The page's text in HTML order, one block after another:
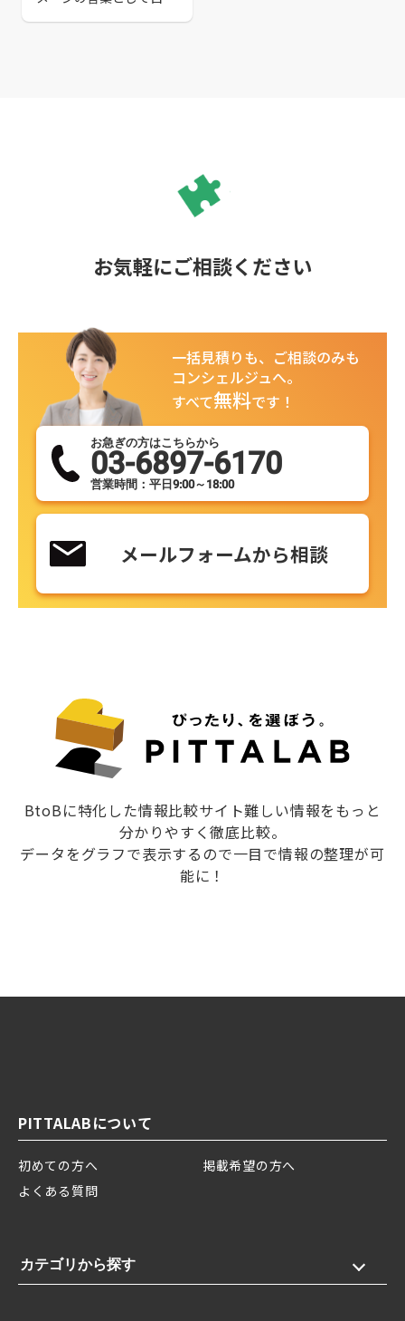
お気軽にご相談ください
一括見積りも、ご相談のみも
コンシェルジュへ。
すべて無料です！
お急ぎの方はこちらから
03-6897-6170
営業時間：平日9:00～18:00
メールフォームから相談
BtoBに特化した情報比較サイト難しい情報をもっと
分かりやすく徹底比較。
データをグラフで表示するので一目で情報の整理が可
能に！
PITTALABについて
初めての方へ
掲載希望の方へ
よくある質問
カテゴリから探す